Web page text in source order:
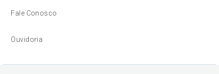
Fale Conosco
Ouvidoria